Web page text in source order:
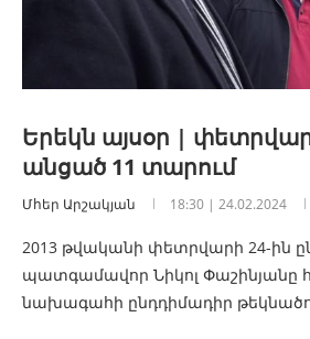
Երեկն այսօր |
անցած 11 տարում
Մհեր Արշակյան 18:30 | 24.02.2024
2013 թվականի փետրվարի 24-ին
պատգամավոր Նիկոլ Փաշինյանը
նախագահի ընդդիմադիր